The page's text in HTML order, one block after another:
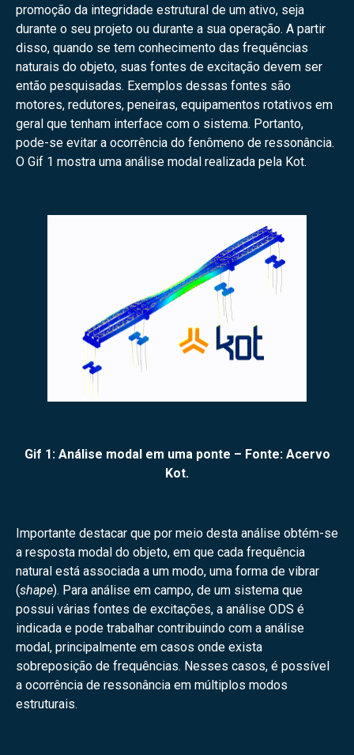
promoção da integridade estrutural de um ativo, seja
durante o seu projeto ou durante a sua operação. A partir
disso, quando se tem conhecimento das frequências
naturais do objeto, suas fontes de excitação devem ser
então pesquisadas. Exemplos dessas fontes são
motores, redutores, peneiras, equipamentos rotativos em
geral que tenham interface com o sistema. Portanto,
pode-se evitar a ocorrência do fenômeno de ressonância.
O Gif 1 mostra uma análise modal realizada pela Kot.
Gif 1: Análise modal em uma ponte – Fonte: Acervo
Kot.
Importante destacar que por meio desta análise obtém-se
a resposta modal do objeto, em que cada frequência
natural está associada a um modo, uma forma de vibrar
(shape). Para análise em campo, de um sistema que
possui várias fontes de excitações, a análise ODS é
indicada e pode trabalhar contribuindo com a análise
modal, principalmente em casos onde exista
sobreposição de frequências. Nesses casos, é possível
a ocorrência de ressonância em múltiplos modos
estruturais.